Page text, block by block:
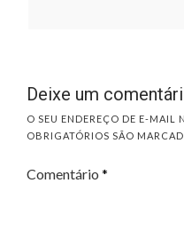
Deixe um
O SEU ENDEREÇO DE E-MAIL
OBRIGATÓRIOS SÃO
Comentário *